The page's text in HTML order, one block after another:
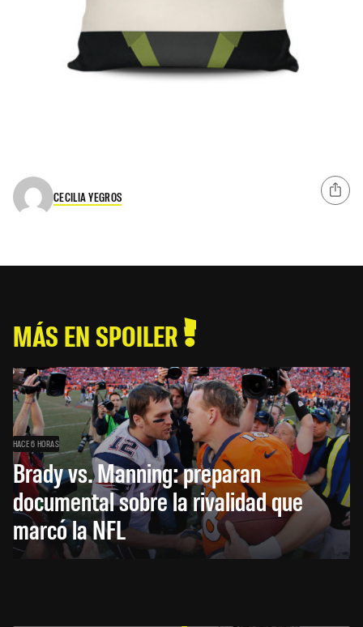
CECILIA YEGROS
MÁS EN SPOILER
HACE 6 HORAS
Brady vs. Manning: preparan
documental sobre la rivalidad que
marcó la NFL